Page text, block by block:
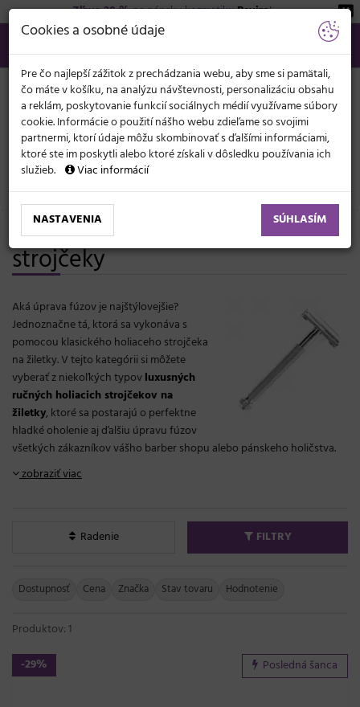
Zľava 20 %na pánsku kozmetikuBeviro!
02/21 201 099
info@svetkadernictva.sk
Po−pia: 8−17
Všetko o nákupe €
KATEGÓRIE
MENU
Holičstvo (Barber)
Profesionálne žiletkové holiace
strojčeky
Aká úprava fúzov je najštýlovejšie?
Jednoznačne tá, ktorá sa vykonáva s
pomocou klasického holiaceho strojčeka
na žiletky. V tejto kategórii si môžete
vyberať z niekoľkých typovluxusných
ručných holiacich strojčekov na
žiletky, ktoré sa postarajú o perfektne
hladké oholenie aj ďalšiu úpravu fúzov
všetkých zákazníkov vášho barber shopu alebo pánskeho holičstva.
zobraziť viac
Radenie FILTRY
Dostupnosť Cena Značka Stav tovaru Hodnotenie
Produktov: 1
-29%
Posledná šanca
Cookies a osobné údaje
Pre čo najlepší zážitok z prechádzania webu, aby sme si pamätali,
čo máte v košíku, na analýzu návštevnosti, personalizáciu obsahu
a reklám, poskytovanie funkcií sociálnych médií využívame súbory
cookie. Informácie o použití nášho webu zdieľame so svojimi
partnermi, ktorí údaje môžu skombinovať s ďalšími informáciami,
ktoré ste im poskytli alebo ktoré získali v dôsledku používania ich
služieb.
Viac informácií
NASTAVENIA SÚHLASÍM